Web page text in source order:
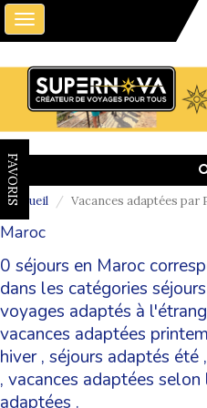
Toggle
navigation
FAVORIS
Accueil Vacances adaptées par
Maroc
0 séjours en Maroc
dans les catégories
voyages adaptés à
vacances adaptées
hiver, séjours adaptés été ,
, vacances adaptées
adaptées .